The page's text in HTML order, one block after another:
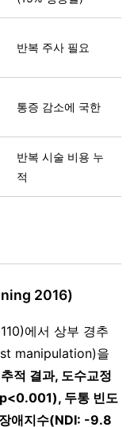
반복 주사 필요
통증 감소에 국한
반복 시술 비용 누
적
2016)
에서 상부 경추
manipulation)을
적 결과, 도수교정
두통 빈도
애지수(NDI: -9.8